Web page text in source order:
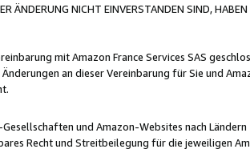
ÄNDERUNG NICHT EINVERSTANDEN SIND,
mit Amazon France Services SAS
an dieser Vereinbarung für Sie und
und Amazon-Websites nach Ländern
Recht und Streitbeilegung für die jeweiligen